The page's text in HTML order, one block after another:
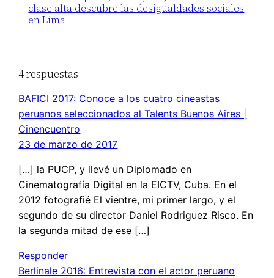
clase alta descubre las desigualdades sociales
en Lima
4 respuestas
BAFICI 2017: Conoce a los cuatro cineastas
peruanos seleccionados al Talents Buenos Aires |
Cinencuentro
23 de marzo de 2017
[…] la PUCP, y llevé un Diplomado en
Cinematografía Digital en la EICTV, Cuba. En el
2012 fotografié El vientre, mi primer largo, y el
segundo de su director Daniel Rodriguez Risco. En
la segunda mitad de ese […]
Responder
Berlinale 2016: Entrevista con el actor peruano